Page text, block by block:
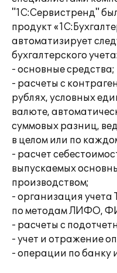
"1С:Сервистренд"
продукт
автоматизирует
бухгалтерского
- основные средства;
- расчеты с
рублях, условных
валюте,
суммовых разниц,
в целом или по
- расчет
выпускаемых
производством;
- организация учета
по методам ЛИФО,
- расчеты с
- учет и отражение
- операции по банку